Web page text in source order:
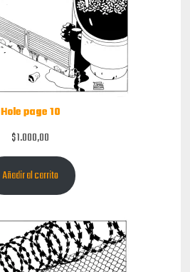
Hole page 10
$1.000,00
Añadir al carrito